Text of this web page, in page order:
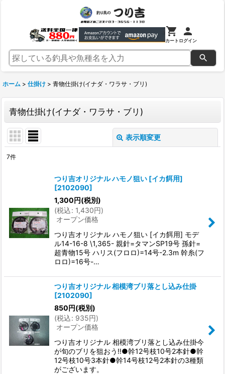
カートログイン
ホーム > 仕掛け > 青物仕掛け(イナダ・ワラサ・ブリ)
青物仕掛け(イナダ・ワラサ・ブリ)
表示順変更
7件
つり吉オリジナル ハモノ狙い [イカ餌用]
[2102090]
1,300円(税別)
(税込: 1,430円)
オープン価格
つり吉オリジナル ハモノ狙い [イカ餌用] モデ
ル14-16-8 \1,365- 親針=タマンSP19号 孫針=
超青物15号 ハリス(フロロ)=14号-2.3m 幹糸(フ
ロロ)=16号-…
つり吉オリジナル 相模湾ブリ落とし込み仕掛
[2102090]
850円(税別)
(税込: 935円)
オープン価格
つり吉オリジナル 相模湾ブリ落とし込み仕掛今
が旬のブリを狙おう!!●幹12号枝10号2本針●幹
12号枝10号3本針●幹14号枝12号2本針の3種類
がございます。